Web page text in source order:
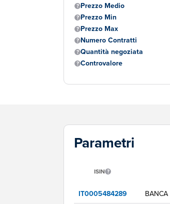
Prezzo Medio
Prezzo Min
Prezzo Max
Numero Contratti
Quantità negoziata
Controvalore
Parametri
ISIN
IT0005484289